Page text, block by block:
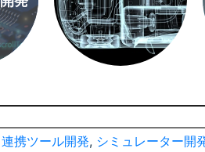
携ツール開発, シミュレーター開